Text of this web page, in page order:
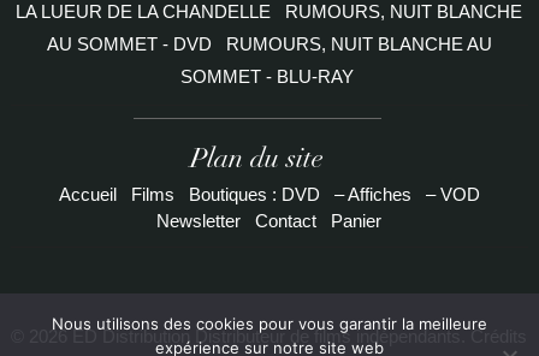
LA LUEUR DE LA CHANDELLE
RUMOURS, NUIT BLANCHE
AU SOMMET - DVD
RUMOURS, NUIT BLANCHE AU
SOMMET - BLU-RAY
Plan du site
Accueil Films Boutiques : DVD – Affiches
– VOD
Newsletter
Contact Panier
© 2026 ED Distribution Distributeur de films indépendants. Crédits
Nous utilisons des cookies pour vous garantir la meilleure
expérience sur notre site web